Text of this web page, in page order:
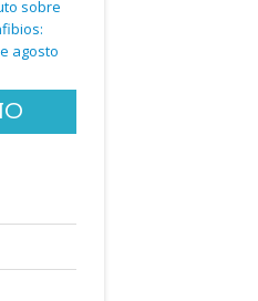
sobre
agosto